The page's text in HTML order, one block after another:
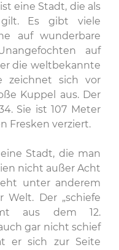
eine Stadt, die als
gilt. Es gibt viele
auf wunderbare
auf
die weltbekannte
zeichnet sich vor
Kuppel aus. Der
Sie ist 107 Meter
Fresken verziert.
Stadt, die man
nicht außer Acht
unter anderem
Der „schiefe
aus dem 12.
gar nicht schief
er sich zur Seite